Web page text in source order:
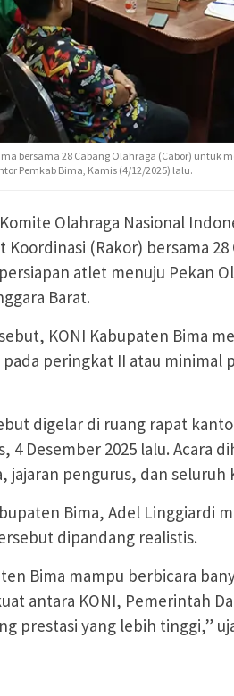
bersama 28 Cabang Olahraga (Cabor) untuk
Pemkab Bima, Kamis (4/12/2025) lalu.
Olahraga Nasional
Koordinasi (Rakor) bersama
atlet menuju Pekan
Barat.
KONI Kabupaten Bima
peringkat II atau minimal
digelar di ruang rapat
4 Desember 2025 lalu. Acara
jajaran pengurus, dan seluruh
Bima, Adel Linggiardi
dipandang realistis.
Bima mampu berbicara
antara KONI, Pemerintah
prestasi yang lebih tinggi,”